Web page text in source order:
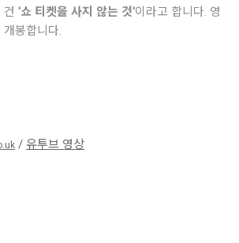
건 '쇼 티켓을 사지 않는 것'이라고 합니다. 영
봉합니다.
/ 유투브 영상